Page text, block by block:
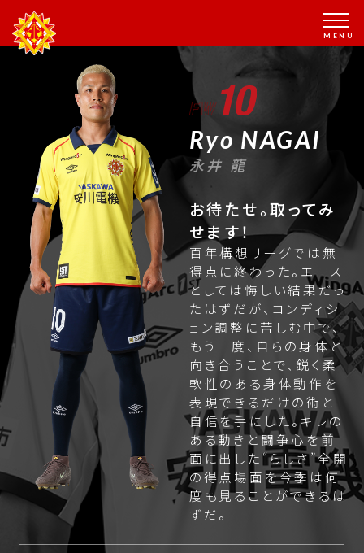
Ryo NAGAI
永井 龍
お待たせ。取ってみ
せます！
百年構想リーグでは無
得点に終わった。エース
としては悔しい結果だっ
たはずだが、コンディシ
ョン調整に苦しむ中で、
もう一度、自らの身体と
向き合うことで、鋭く柔
軟性のある身体動作を
表現できるだけの術と
自信を手にした。キレの
ある動きと闘争心を前
面に出した“らしさ”全開
の得点場面を今季は何
度も見ることができるは
ずだ。